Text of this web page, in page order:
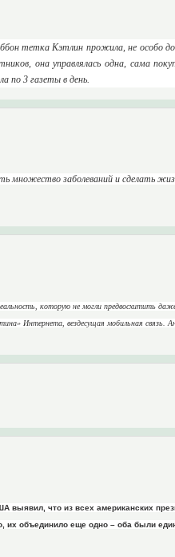
тетка Кэтлин прожила, не особо
она управлялась одна, сама
по 3 газеты в день.
множество заболеваний и сделать
которую не могли предвосхитить
Интернета, вездесущая мобильная
выявил, что из всех американских
их объединило еще одно – оба были